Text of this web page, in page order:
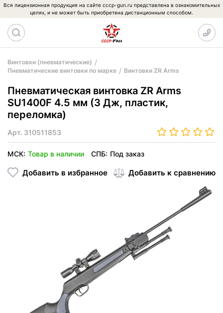
Вся лицензионная продукция на сайте cccp-gun.ru представлена в ознакомительных
целях, и не может быть приобретена дистанционным способом.
Винтовки (пневматические)
Пневматические винтовки по марке
Винтовки ZR Arms
Пневматическая винтовка ZR Arms
SU1400F 4.5 мм (3 Дж, пластик,
переломка)
Арт. 310511853
МСК: Товар в наличии СПБ: Под заказ
Добавить в избранное Добавить к сравнению